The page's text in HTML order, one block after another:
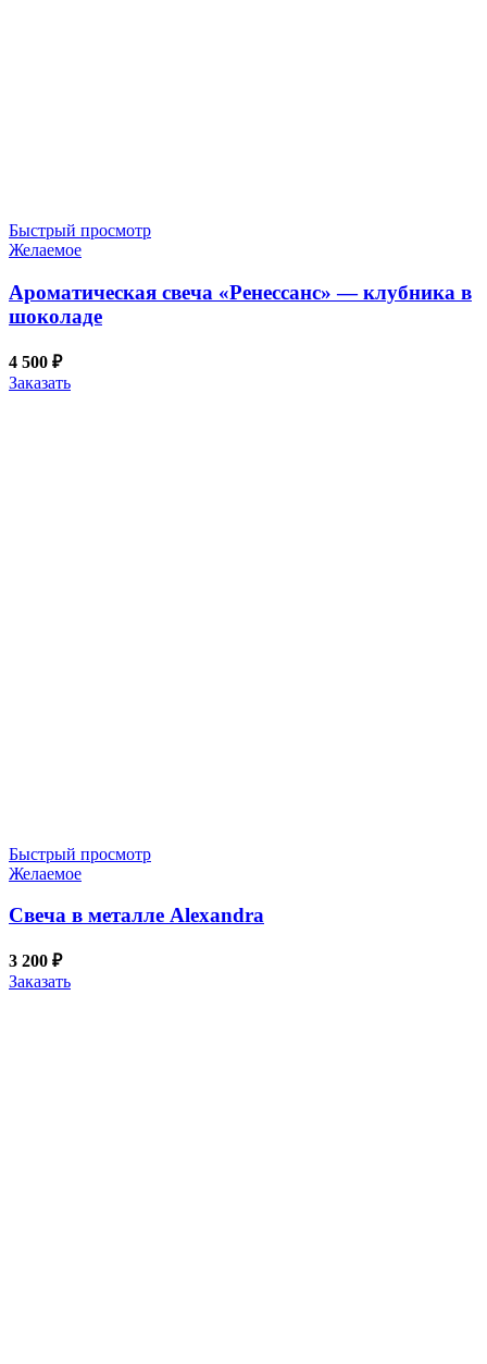
Быстрый просмотр
Желаемое
Ароматическая свеча «Ренессанс» — клубника в
шоколаде
4 500 ₽
Заказать
Быстрый просмотр
Желаемое
Свеча в металле Alexandra
3 200 ₽
Заказать